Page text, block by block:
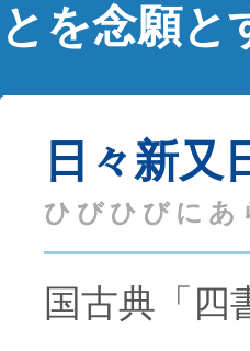
とを念願と
日々新又
ひびひびに
国古典「四